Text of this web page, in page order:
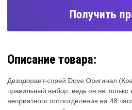
Получить
Описание товара:
Дезодорант-спрей Dove Oригинал
правильный выбор, ведь он не только
неприятного потоотделения на 48